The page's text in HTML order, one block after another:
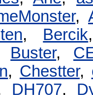
,
, Bercik
Buster,
, Chestter,
DH707,